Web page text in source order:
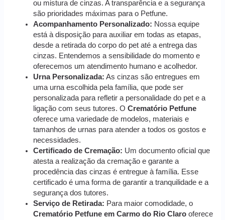
ou mistura de cinzas. A transparência e a segurança
são prioridades máximas para o Petfune.
Acompanhamento Personalizado: Nossa equipe
está à disposição para auxiliar em todas as etapas,
desde a retirada do corpo do pet até a entrega das
cinzas. Entendemos a sensibilidade do momento e
oferecemos um atendimento humano e acolhedor.
Urna Personalizada: As cinzas são entregues em
uma urna escolhida pela família, que pode ser
personalizada para refletir a personalidade do pet e a
ligação com seus tutores. OCrematório Petfune
oferece uma variedade de modelos, materiais e
tamanhos de urnas para atender a todos os gostos e
necessidades.
Certificado de Cremação: Um documento oficial que
atesta a realização da cremação e garante a
procedência das cinzas é entregue à família. Esse
certificado é uma forma de garantir a tranquilidade e a
segurança dos tutores.
Serviço de Retirada: Para maior comodidade, o
Crematório Petfune em Carmo do Rio Claro oferece